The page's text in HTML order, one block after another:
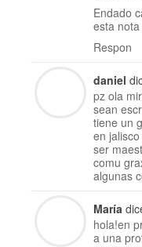
Endado
esta
Respon
daniel
pz ola
sean
tiene un
en
ser
comu
algunas
María
hola!en
a una